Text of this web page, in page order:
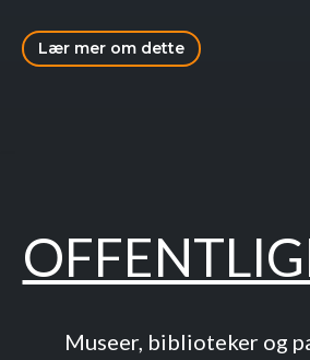
Lær mer om dette
Museer, biblioteker og